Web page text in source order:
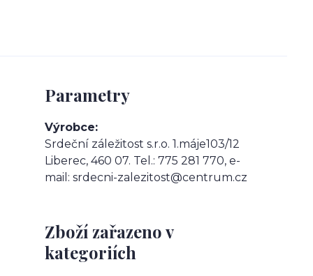
Parametry
Výrobce
Srdeční záležitost s.r.o. 1.máje103/12
Liberec, 460 07. Tel.: 775 281 770, e-
mail: srdecni-zalezitost@centrum.cz
Zboží zařazeno v
kategoriích